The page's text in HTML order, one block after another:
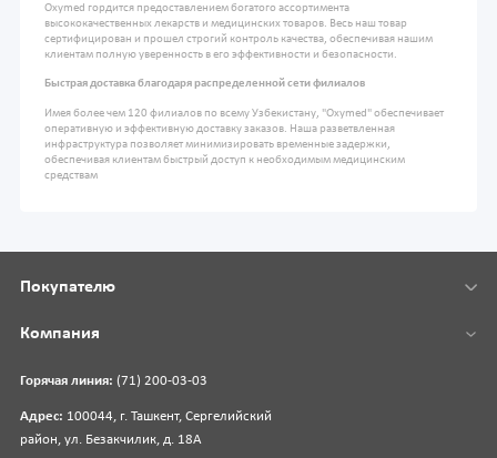
Oxymed гордится предоставлением богатого ассортимента
высококачественных лекарств и медицинских товаров. Весь наш товар
сертифицирован и прошел строгий контроль качества, обеспечивая нашим
клиентам полную уверенность в его эффективности и безопасности.
Быстрая доставка благодаря распределенной сети филиалов
Имея более чем 120 филиалов по всему Узбекистану, "Oxymed" обеспечивает
оперативную и эффективную доставку заказов. Наша разветвленная
инфраструктура позволяет минимизировать временные задержки,
обеспечивая клиентам быстрый доступ к необходимым медицинским
средствам
Горячая линия: (71) 200-03-03
Адрес: 100044, г. Ташкент, Сергелийский
район, ул. Безакчилик, д. 18А
Покупателю
Компания